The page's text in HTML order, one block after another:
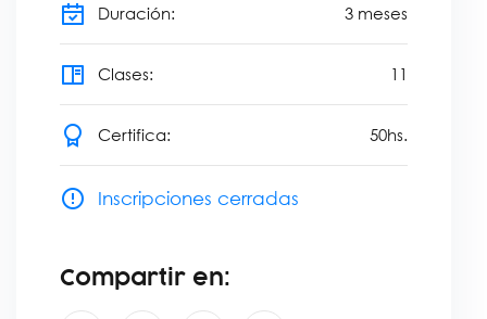
Duración: 3 meses
Clases: 11
Certifica: 50hs.
Inscripciones cerradas
Compartir en: